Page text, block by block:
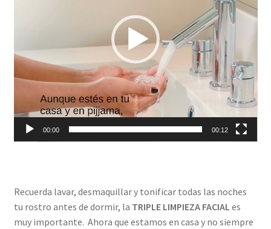
00:00 00:12
Recuerda lavar, desmaquillar y tonificar todas las noches
tu rostro antes de dormir, la TRIPLE LIMPIEZA FACIAL es
muy importante. Ahora que estamos en casa y no siempre